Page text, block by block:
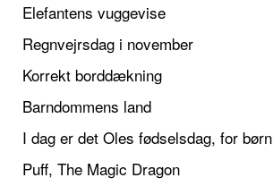
Elefantens vuggevise
Regnvejrsdag i november
Korrekt borddækning
Barndommens land
I dag er det Oles fødselsdag, for børn
Puff, The Magic Dragon